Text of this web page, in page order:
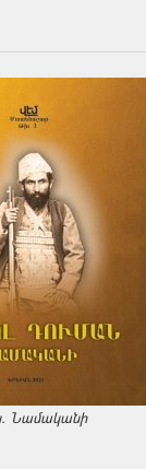
Նամականի